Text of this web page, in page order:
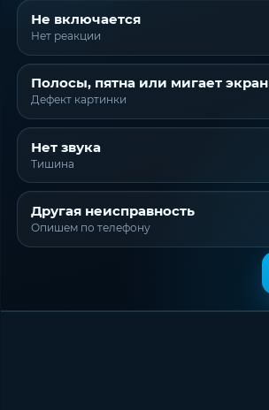
Не включается
Нет реакции
Полосы, пятна или мигает экран
Дефект картинки
Нет звука
Тишина
Другая неисправность
Опишем по телефону